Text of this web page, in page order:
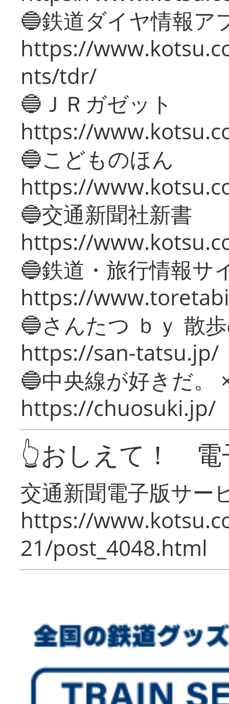
🔵鉄道ダイヤ情報ア
https://
nts/tdr/
🔵ＪＲガゼット
https://
🔵こどものほん
https://
🔵交通新聞社新書
https://
🔵鉄道・旅行情報サ
https://
🔵さんたつ ｂｙ 散
https://san-tatsu.jp/
🔵中央線が好きだ。
https://chuosuki.jp/
👆おしえて！ 電
交通新聞電子版サー
https://
21/post_4048.html